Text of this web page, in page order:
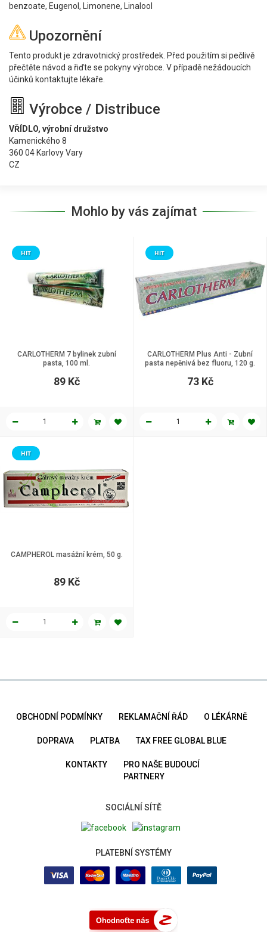
benzoate, Eugenol, Limonene, Linalool
Upozornění
Tento produkt je zdravotnický prostředek. Před použitím si pečlivě
přečtěte návod a řiďte se pokyny výrobce. V případě nežádoucích
účinků kontaktujte lékaře.
Výrobce / Distribuce
VŘÍDLO, výrobní družstvo
Kamenického 8
360 04 Karlovy Vary
CZ
Mohlo by vás zajímat
CARLOTHERM 7 bylinek zubní
pasta, 100 ml.
HIT
89 Kč
CARLOTHERM Plus Anti - Zubní
pasta nepěnivá bez fluoru, 120 g.
HIT
73 Kč
CAMPHEROL masážní krém, 50 g.
HIT
89 Kč
OBCHODNÍ PODMÍNKY REKLAMAČNÍ ŘÁD O LÉKÁRNĚ
DOPRAVA PLATBA TAX FREE GLOBAL BLUE
KONTAKTY
PRO NAŠE BUDOUCÍ
PARTNERY
SOCIÁLNÍ SÍTĚ
PLATEBNÍ SYSTÉMY